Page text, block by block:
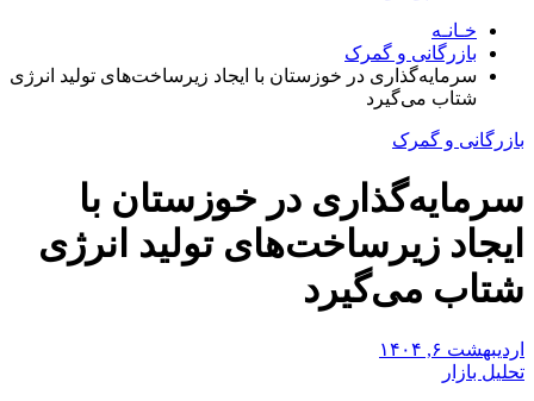
خـانـه
بازرگانی و گمرک
سرمایه‌گذاری در خوزستان با ایجاد زیرساخت‌های تولید انرژی
شتاب می‌گیرد
بازرگانی و گمرک
سرمایه‌گذاری در خوزستان با
ایجاد زیرساخت‌های تولید انرژی
شتاب می‌گیرد
اردیبهشت ۶, ۱۴۰۴
تحلیل بازار